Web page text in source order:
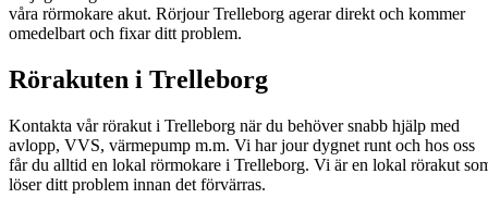
våra rörmokare akut. Rörjour Trelleborg agerar direkt och kommer
omedelbart och fixar ditt problem.
Rörakuten i Trelleborg
Kontakta vår rörakut i Trelleborg när du behöver snabb hjälp med
avlopp, VVS, värmepump m.m. Vi har jour dygnet runt och hos oss
får du alltid en lokal rörmokare i Trelleborg. Vi är en lokal rörakut
löser ditt problem innan det förvärras.